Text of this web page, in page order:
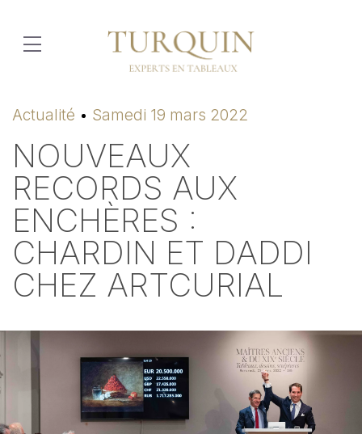
Actualité Samedi 19 mars 2022
NOUVEAUX
RECORDS AUX
ENCHÈRES :
CHARDIN ET DADDI
CHEZ ARTCURIAL